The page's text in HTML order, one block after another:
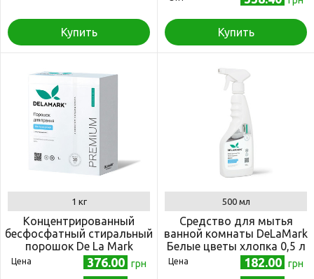
Купить Купить
1 кг
Концентрированный
бесфосфатный стиральный
порошок De La Mark
Premium Line White с
эффектом кондиционера 1
Цена 376.00 грн
500 мл
Средство для мытья
ванной комнаты DeLaMark
Белые цветы хлопка 0,5 л
Цена 182.00 грн